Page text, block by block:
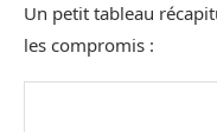
Un petit tableau
les compromis :